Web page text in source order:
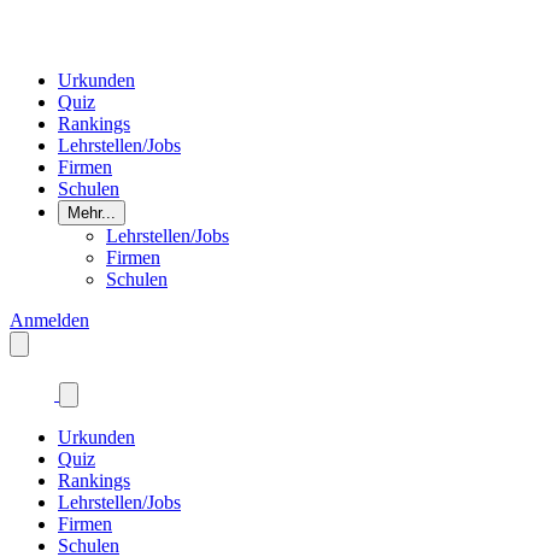
Urkunden
Quiz
Rankings
Lehrstellen/Jobs
Firmen
Schulen
Mehr...
Lehrstellen/Jobs
Firmen
Schulen
Anmelden
Urkunden
Quiz
Rankings
Lehrstellen/Jobs
Firmen
Schulen